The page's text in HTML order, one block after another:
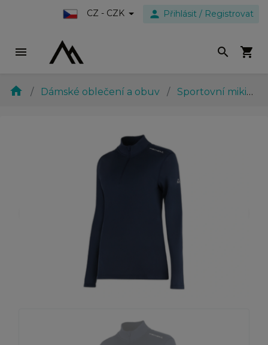
CZ - CZK person Přihlásit / Registrovat
menu search shopping_cart
home Dámské oblečení a obuv Sportovní mikiny